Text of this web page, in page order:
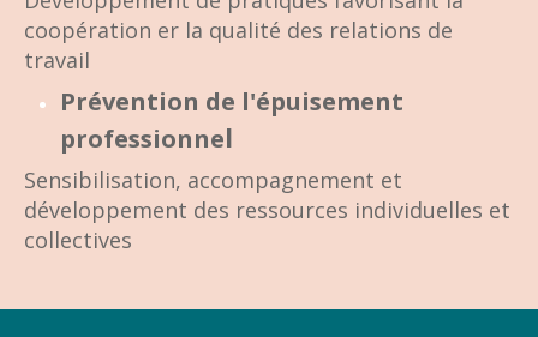
coopération er la qualité des relations de
travail
Prévention de l'épuisement
professionnel
Sensibilisation, accompagnement et
développement des ressources individuelles et
collectives